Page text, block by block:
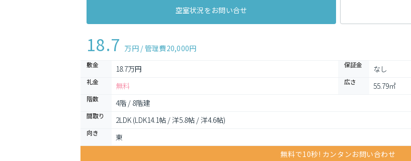
空室状況をお問い合せ
18.7 万円 / 管理費20,000円
敷金 18.7万円 保証金 なし
礼金 無料 広さ 55.79㎡
階数 4階 / 8階建
間取り 2LDK (LDK14.1帖 / 洋5.8帖 / 洋4.6帖)
向き
東
無料で10秒! カンタンお問い合わせ